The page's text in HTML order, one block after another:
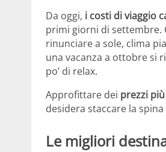
Da oggi, i costi di viaggio
primi giorni di settembre.
rinunciare a sole, clima
una vacanza a ottobre si
po’ di relax.
Approfittare dei prezzi
desidera staccare la
Le migliori